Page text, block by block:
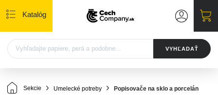
Katalóg
VYHĽADAŤ
Sekcie Umelecké potreby Popisovače na sklo a porcelán